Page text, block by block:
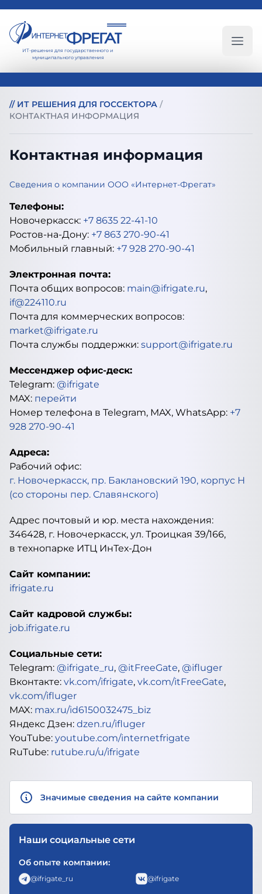
ИТ-решения для государственного и
муниципального управления
// ИТ РЕШЕНИЯ ДЛЯ ГОССЕКТОРА /
КОНТАКТНАЯ ИНФОРМАЦИЯ
Контактная информация
Сведения о компании ООО «Интернет-Фрегат»
Телефоны:
Новочеркасск: +7 8635 22-41-10
Ростов-на-Дону: +7 863 270-90-41
Мобильный главный: +7 928 270-90-41
Электронная почта:
Почта общих вопросов: main@ifrigate.ru,
if@224110.ru
Почта для коммерческих вопросов:
market@ifrigate.ru
Почта службы поддержки: support@ifrigate.ru
Мессенджер офис-деск:
Telegram: @ifrigate
MAX: перейти
Номер телефона в Telegram, MAX, WhatsApp: +7
928 270-90-41
Адреса:
Рабочий офис:
г. Новочеркасск, пр. Баклановский 190, корпус Н
(со стороны пер. Славянского)
Адрес почтовый и юр. места нахождения:
346428, г. Новочеркасск, ул. Троицкая 39/166,
в технопарке ИТЦ ИнТех-Дон
Сайт компании:
ifrigate.ru
Сайт кадровой службы:
job.ifrigate.ru
Социальные сети:
Telegram: @ifrigate_ru, @itFreeGate, @ifluger
Вконтакте: vk.com/ifrigate, vk.com/itFreeGate,
vk.com/ifluger
MAX: max.ru/id6150032475_biz
Яндекс Дзен: dzen.ru/ifluger
YouTube: youtube.com/internetfrigate
RuTube: rutube.ru/u/ifrigate
Значимые сведения на сайте компании
Наши социальные сети
Об опыте компании:
@ifrigate_ru @ifrigate